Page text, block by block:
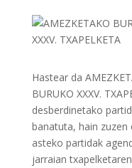
Hastear da
BURUKO XXXV.
desberdinetako
banatuta, hain zuzen
asteko partidak
jarraian